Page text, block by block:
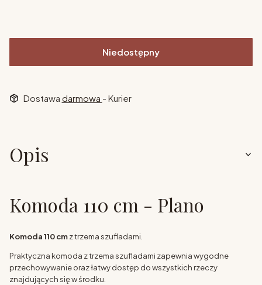
Niedostępny
Dostawa darmowa - Kurier
Opis
Komoda 110 cm - Plano
Komoda 110 cmz trzema szufladami.
Praktyczna komoda z trzema szufladami zapewnia wygodne
przechowywanie oraz łatwy dostęp do wszystkich rzeczy
znajdujących się w środku.